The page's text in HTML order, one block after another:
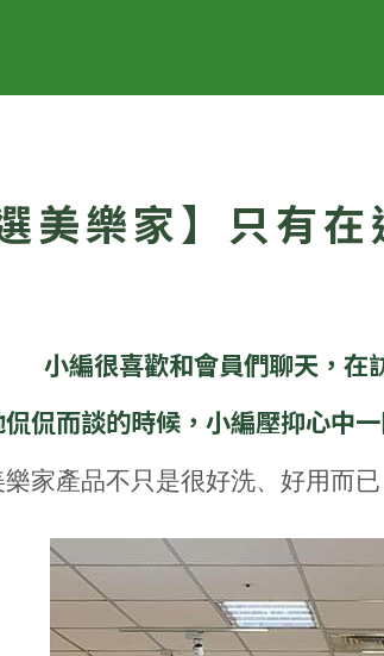
美樂家】只有
小編很喜歡和會員們聊天，在
侃而談的時候，小編壓抑心中
樂家產品不只是很好洗、好用而